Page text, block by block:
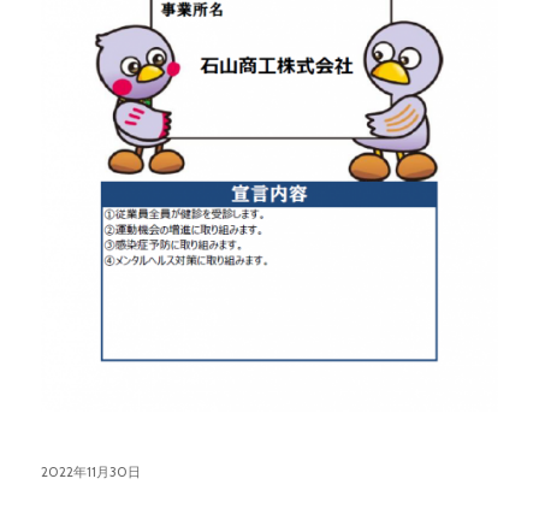
2022年11月30日